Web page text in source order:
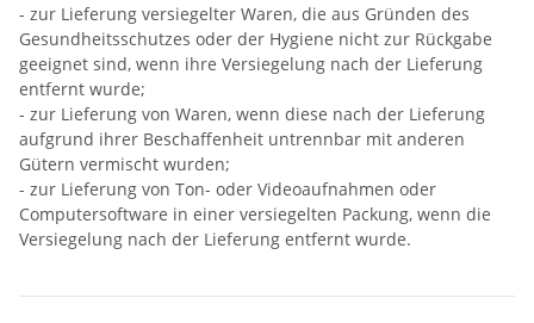
- zur Lieferung versiegelter Waren, die aus Gründen des
Gesundheitsschutzes oder der Hygiene nicht zur Rückgabe
geeignet sind, wenn ihre Versiegelung nach der Lieferung
entfernt wurde;
- zur Lieferung von Waren, wenn diese nach der Lieferung
aufgrund ihrer Beschaffenheit untrennbar mit anderen
Gütern vermischt wurden;
- zur Lieferung von Ton- oder Videoaufnahmen oder
Computersoftware in einer versiegelten Packung, wenn die
Versiegelung nach der Lieferung entfernt wurde.